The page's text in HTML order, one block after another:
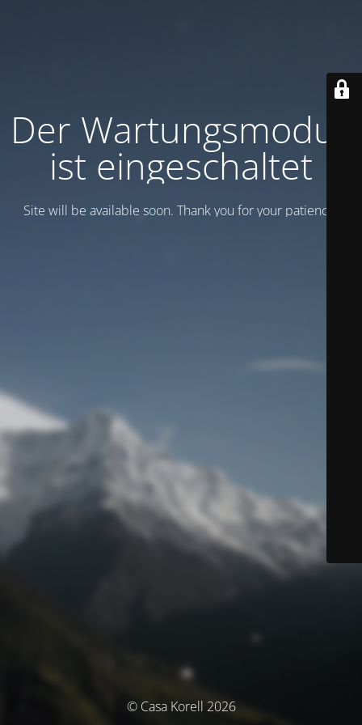
Der Wartungsmodus
ist eingeschaltet
Site will be available soon. Thank you for your patience!
© Casa Korell 2026